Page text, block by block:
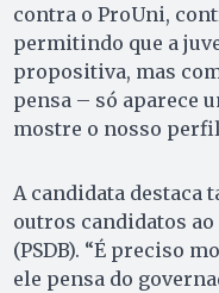
contra o ProUni,
permitindo que a
propositiva, mas
pensa – só aparece
mostre o nosso
A candidata destaca
outros candidatos
(PSDB). “É preciso
ele pensa do